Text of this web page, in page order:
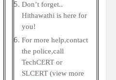
Don’t forget..
Hithawathi is here for
you!
For more help,contact
the police,call
TechCERT or
SLCERT (view more